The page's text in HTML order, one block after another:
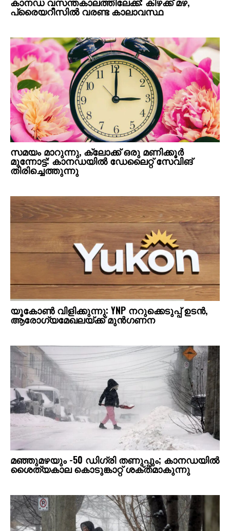
പ്രൈയറീസിൽ വരണ്ട കാലാവസ്ഥ
സമയം മാറുന്നു, ക്ലോക്ക് ഒരു മണിക്കൂര്‍
മുന്നോട്ട്: കാനഡയിൽ ഡേലൈറ്റ് സേവിങ്
തിരിച്ചെത്തുന്നു
യൂകോൺ വിളിക്കുന്നു: YNP നറുക്കെടുപ്പ് ഉടൻ,
ആരോഗ്യമേഖലയ്ക്ക് മുൻഗണന
മഞ്ഞുമഴയും -50 ഡിഗ്രി തണുപ്പും; കാനഡയിൽ
ശൈത്യകാല കൊടുങ്കാറ്റ് ശക്തമാകുന്നു